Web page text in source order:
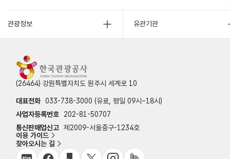
관광정보 유관기관
(26464) 강원특별자치도 원주시 세계로 10
대표전화 033-738-3000 (유료, 평일 09시~18시)
사업자등록번호
202-81-50707
통신판매업신고 제2009-서울중구-1234호
이용 가이드
찾아오시는 길